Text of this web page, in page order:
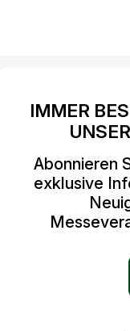
IMMER
Abonnieren
exklusive